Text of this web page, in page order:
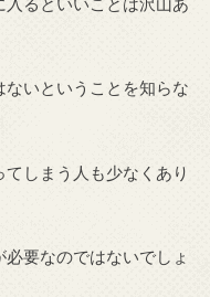
いということを知らな
しまう人も少なくあり
要なのではないでしょ